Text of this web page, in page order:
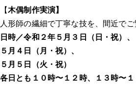
【木偶制作実演】
人形師の繊細で丁寧な技を、間近でご
日時／令和２年５月３日（日・祝）、
５月４日（月・祝）、
５月５日（火・祝）
各日とも１０時〜１２時、１３時〜１